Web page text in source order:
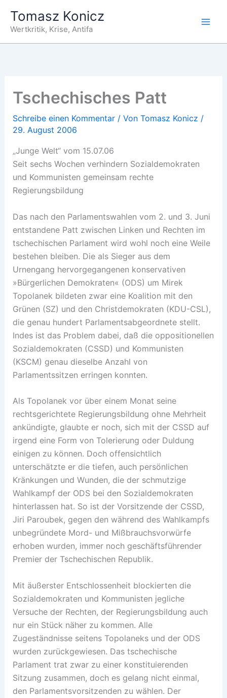
Inhalt
springen
Tomasz Konicz
Wertkritik, Krise, Antifa
Tschechisches Patt
Schreibe einen Kommentar / Von Tomasz Konicz /
29. August 2006
„Junge Welt“ vom 15.07.06
Seit sechs Wochen verhindern Sozialdemokraten
und Kommunisten gemeinsam rechte
Regierungsbildung
Das nach den Parlamentswahlen vom 2. und 3. Juni
entstandene Patt zwischen Linken und Rechten im
tschechischen Parlament wird wohl noch eine Weile
bestehen bleiben. Die als Sieger aus dem
Urnengang hervorgegangenen konservativen
»Bürgerlichen Demokraten« (ODS) um Mirek
Topolanek bildeten zwar eine Koalition mit den
Grünen (SZ) und den Christdemokraten (KDU-CSL),
die genau hundert Parlamentsabgeordnete stellt.
Indes ist das Problem dabei, daß die oppositionellen
Sozialdemokraten (CSSD) und Kommunisten
(KSCM) genau dieselbe Anzahl von
Parlamentssitzen erringen konnten.
Als Topolanek vor über einem Monat seine
rechtsgerichtete Regierungsbildung ohne Mehrheit
ankündigte, glaubte er noch, sich mit der CSSD auf
irgend eine Form von Tolerierung oder Duldung
einigen zu können. Doch offensichtlich
unterschätzte er die tiefen, auch persönlichen
Kränkungen und Wunden, die der schmutzige
Wahlkampf der ODS bei den Sozialdemokraten
hinterlassen hat. So ist der Vorsitzende der CSSD,
Jiri Paroubek, gegen den während des Wahlkampfs
unbegründete Mord- und Mißbrauchsvorwürfe
erhoben wurden, immer noch geschäftsführender
Premier der Tschechischen Republik.
Mit äußerster Entschlossenheit blockierten die
Sozialdemokraten und Kommunisten jegliche
Versuche der Rechten, der Regierungsbildung auch
nur ein Stück näher zu kommen. Alle
Zugeständnisse seitens Topolaneks und der ODS
wurden zurückgewiesen. Das tschechische
Parlament trat zwar zu einer konstituierenden
Sitzung zusammen, doch es gelang nicht einmal,
den Parlamentsvorsitzenden zu wählen. Der